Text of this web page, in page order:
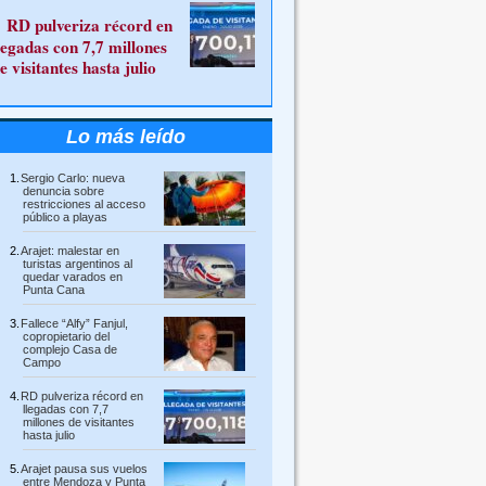
RD pulveriza récord en
con 7,7 millones
visitantes hasta julio
Lo más leído
Sergio Carlo: nueva
denuncia sobre
restricciones al acceso
público a playas
Arajet: malestar en
turistas argentinos al
quedar varados en
Punta Cana
Fallece “Alfy” Fanjul,
copropietario del
complejo Casa de
Campo
RD pulveriza récord en
llegadas con 7,7
millones de visitantes
hasta julio
Arajet pausa sus vuelos
entre Mendoza y Punta